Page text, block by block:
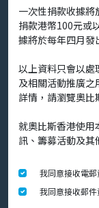
一次性捐款收據
捐款港幣100元或
據將於每年四月發
以上資料只會以處
及相關活動推廣
詳情，請瀏覽奧比
就奧比斯香港使用
訊、籌募活動及其
我同意接收電郵
我同意接收郵件